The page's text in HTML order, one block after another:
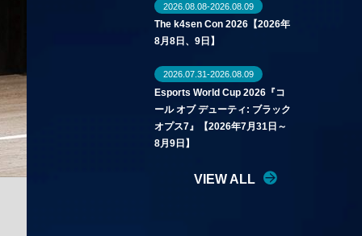
2026.08.08-2026.08.09
The k4sen Con 2026【2026年
8月8日、9日】
2026.07.31-2026.08.09
Esports World Cup 2026『コ
ール オブ デューティ: ブラック
オプス7』【2026年7月31日～
8月9日】
VIEW ALL